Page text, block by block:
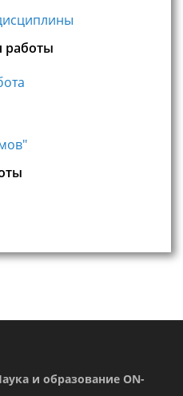
работы
и образование ON-